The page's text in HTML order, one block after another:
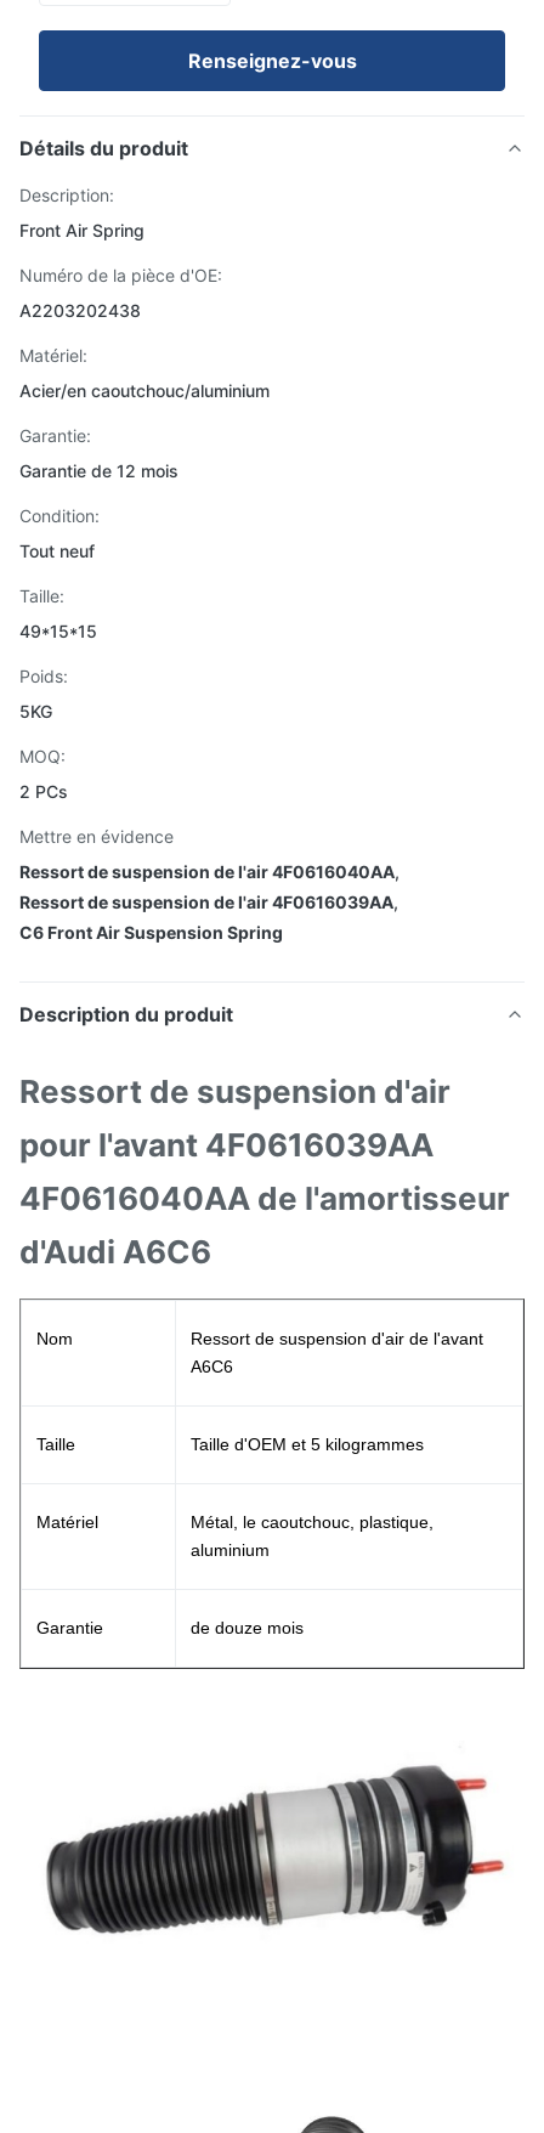
Renseignez-vous
Détails du produit
Description:
Front Air Spring
Numéro de la pièce d'OE:
A2203202438
Matériel:
Acier/en caoutchouc/aluminium
Garantie:
Garantie de 12 mois
Condition:
Tout neuf
Taille:
49*15*15
Poids:
5KG
MOQ:
2 PCs
Mettre en évidence
Ressort de suspension de l'air 4F0616040AA,
Ressort de suspension de l'air 4F0616039AA,
C6 Front Air Suspension Spring
Description du produit
Ressort de suspension d'air
pour l'avant 4F0616039AA
4F0616040AA de l'amortisseur
d'Audi A6C6
Nom
Ressort de suspension d'air de l'avant
A6C6
Taille Taille d'OEM et 5 kilogrammes
Matériel
Métal, le caoutchouc, plastique,
aluminium
Garantie de douze mois